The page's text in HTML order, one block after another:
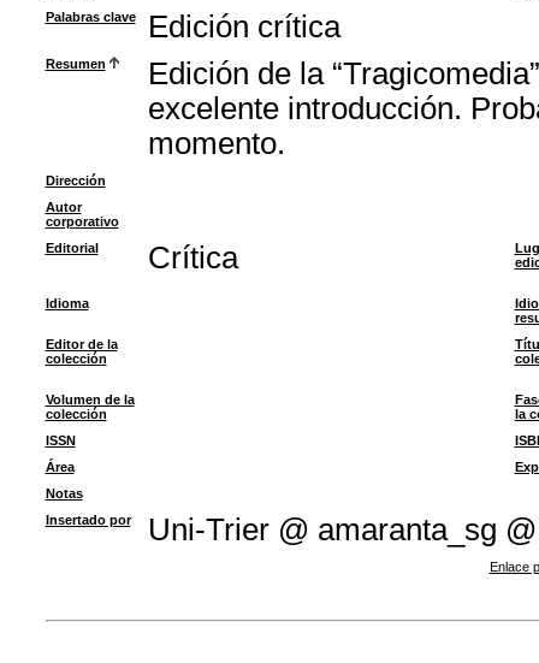
Palabras clave
Edición crítica
Resumen
Edición de la
excelente introducción.
momento.
Dirección
Autor
corporativo
Editorial
Crítica
Idioma
Editor de la
colección
Volumen de la
colección
la
ISSN
Área
Notas
Insertado por
Uni-Trier @ amaranta_sg
Enlace